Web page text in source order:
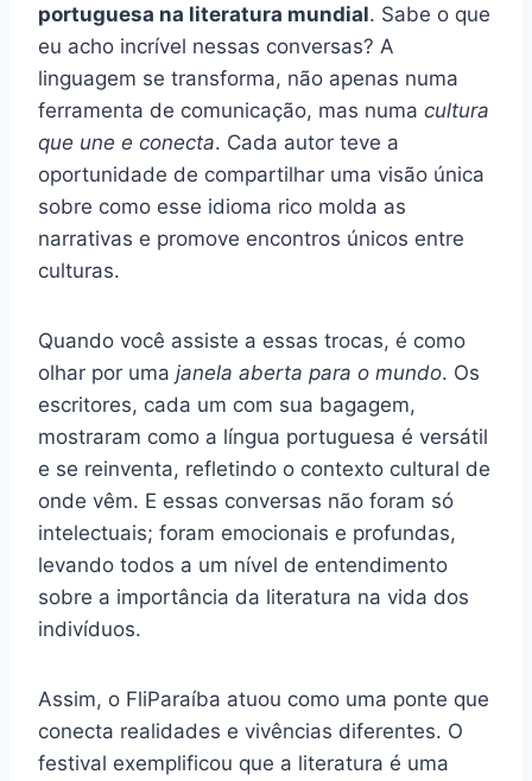
portuguesa na literatura mundial. Sabe o que
eu acho incrível nessas conversas? A
linguagem se transforma, não apenas numa
ferramenta de comunicação, mas numa cultura
que une e conecta. Cada autor teve a
oportunidade de compartilhar uma visão única
sobre como esse idioma rico molda as
narrativas e promove encontros únicos entre
culturas.
Quando você assiste a essas trocas, é como
olhar por uma janela aberta para o mundo. Os
escritores, cada um com sua bagagem,
mostraram como a língua portuguesa é versátil
e se reinventa, refletindo o contexto cultural de
onde vêm. E essas conversas não foram só
intelectuais; foram emocionais e profundas,
levando todos a um nível de entendimento
sobre a importância da literatura na vida dos
indivíduos.
Assim, o FliParaíba atuou como uma ponte que
conecta realidades e vivências diferentes. O
festival exemplificou que a literatura é uma